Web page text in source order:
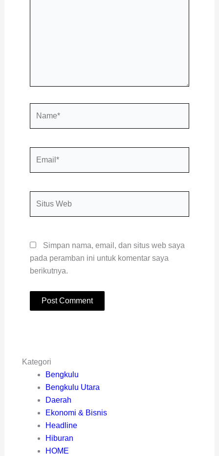
Simpan nama, email, dan situs web saya
pada peramban ini untuk komentar saya
berikutnya.
Kategori
Bengkulu
Bengkulu Utara
Daerah
Ekonomi & Bisnis
Headline
Hiburan
HOME